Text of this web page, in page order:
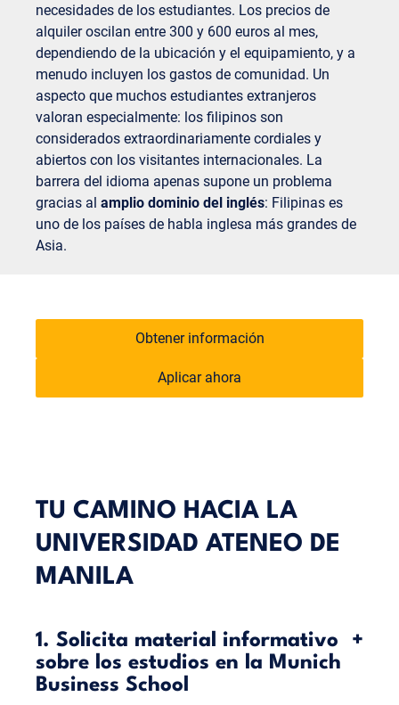
necesidades de los estudiantes. Los precios de
alquiler oscilan entre 300 y 600 euros al mes,
dependiendo de la ubicación y el equipamiento, y a
menudo incluyen los gastos de comunidad. Un
aspecto que muchos estudiantes extranjeros
valoran especialmente: los filipinos son
considerados extraordinariamente cordiales y
abiertos con los visitantes internacionales. La
barrera del idioma apenas supone un problema
gracias al amplio dominio del inglés: Filipinas es
uno de los países de habla inglesa más grandes de
Asia.
Obtener información
Aplicar ahora
TU CAMINO HACIA LA
UNIVERSIDAD ATENEO DE
MANILA
1. Solicita material informativo
sobre los estudios en la Munich
Business School
+